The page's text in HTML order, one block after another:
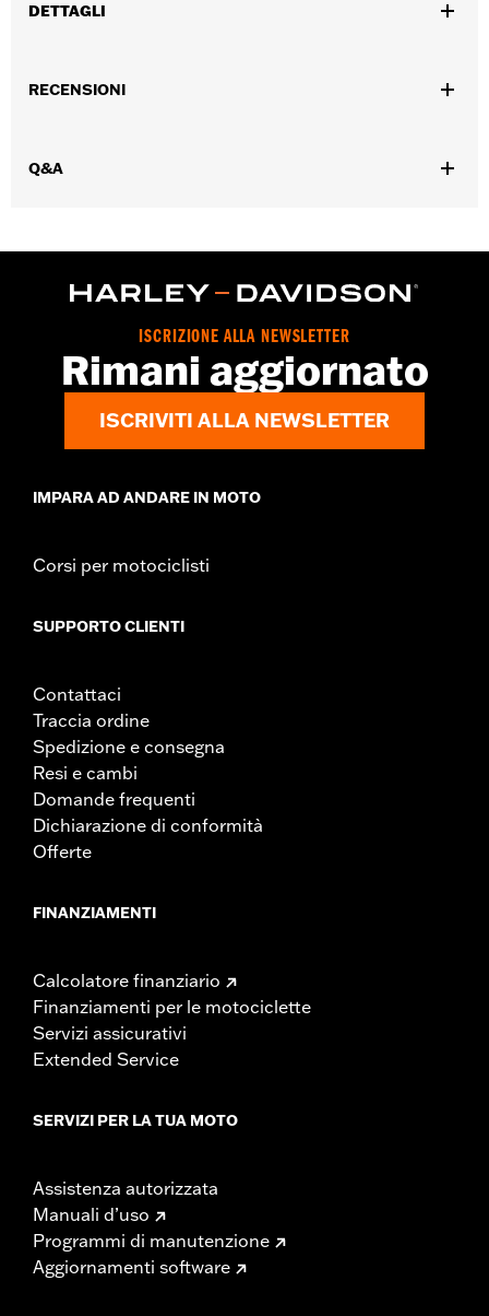
DETTAGLI
Genere:Unisex
RECENSIONI
Q&A
ISCRIZIONE ALLA NEWSLETTER
Rimani aggiornato
ISCRIVITI ALLA NEWSLETTER
IMPARA AD ANDARE IN MOTO
Corsi per motociclisti
SUPPORTO CLIENTI
Contattaci
Traccia ordine
Spedizione e consegna
Resi e cambi
Domande frequenti
Dichiarazione di conformità
Offerte
FINANZIAMENTI
Calcolatore finanziario
Finanziamenti per le motociclette
Servizi assicurativi
Extended Service
SERVIZI PER LA TUA MOTO
Assistenza autorizzata
Manuali d’uso
Programmi di manutenzione
Aggiornamenti software